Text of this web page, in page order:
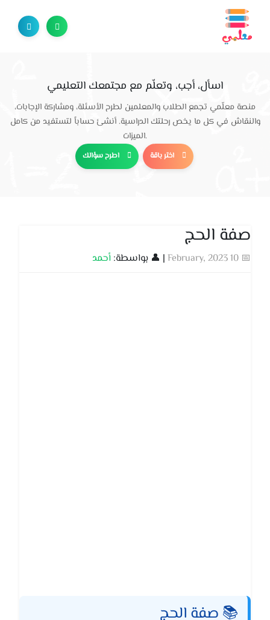
اسأل، أجب، وتعلّم مع مجتمعك التعليمي
منصة معلّمي تجمع الطلاب والمعلمين لطرح الأسئلة، ومشاركة الإجابات،
والنقاش في كل ما يخص رحلتك الدراسية. أنشئ حساباً لتستفيد من كامل
الميزات.
اطرح سؤالك اختر باقة
صفة الحج
📅 10 February, 2023 | 👤 بواسطة: أحمد
📚 صفة الحج